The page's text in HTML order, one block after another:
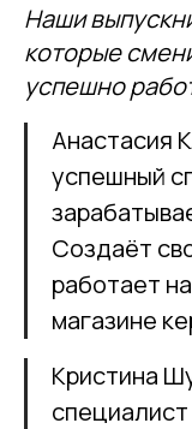
Наши
которые
успешно
Анастасия
успешный
Создаёт
работает
магазине
Кристина